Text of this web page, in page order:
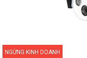
NGỪNG KINH DOANH